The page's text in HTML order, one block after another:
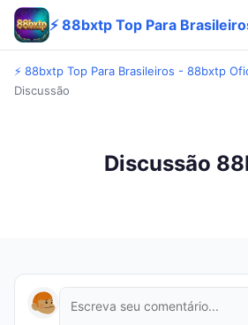
⚡ 88bxtp Top Para Brasileiros - 88bxtp
Discussão
Discussão